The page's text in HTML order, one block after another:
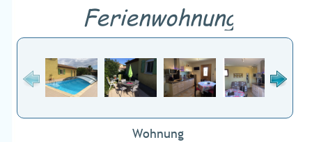
Ferienwohnung
Wohnung